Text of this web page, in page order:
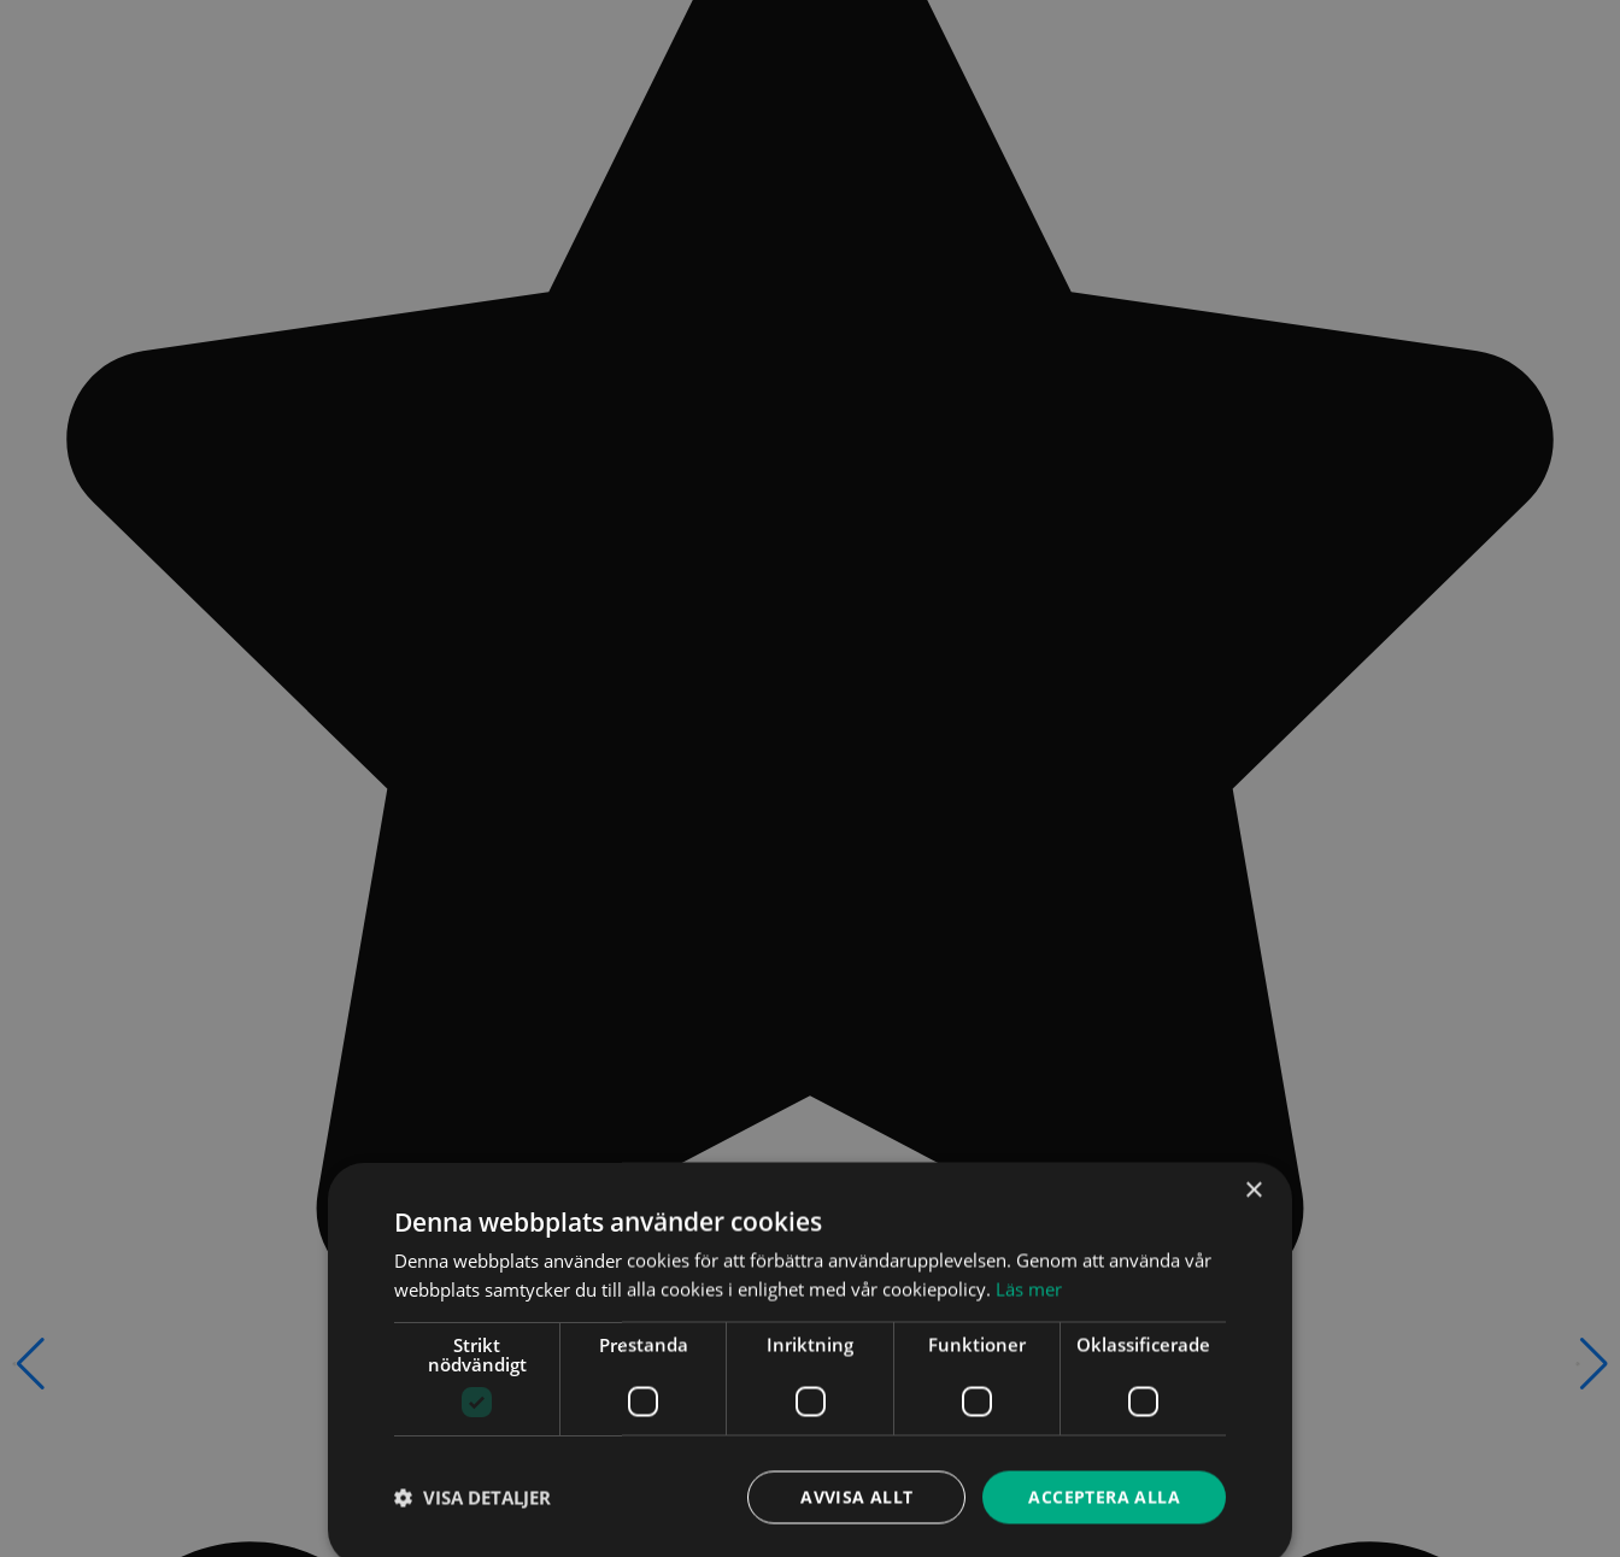
×
Denna webbplats använder cookies
Denna webbplats använder cookies för att förbättra användarupplevelsen. Genom att använda vår
webbplats samtycker du till alla cookies i enlighet med vår cookiepolicy. Läs mer
Strikt
nödvändigt
Prestanda Inriktning Funktioner Oklassificerade
ACCEPTERA ALLA
AVVISA ALLT
VISA DETALJER